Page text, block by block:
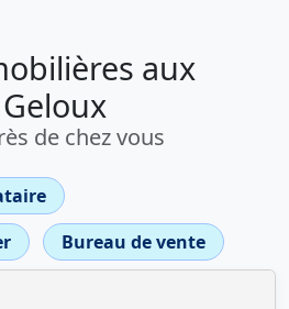
aux
de chez vous
Bureau de vente